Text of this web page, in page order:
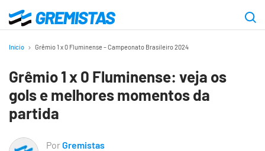
para
principal
Gremistas
Início Grêmio 1 x 0 Fluminense – Campeonato Brasileiro 2024
Grêmio 1 x 0 Fluminense: veja os
gols e melhores momentos da
partida
PorGremistas